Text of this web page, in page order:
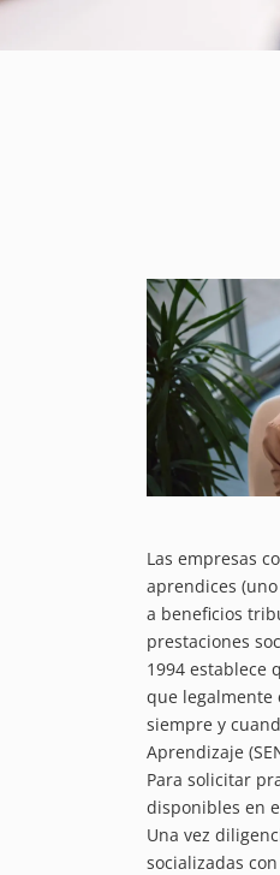
Las empresas
aprendices
a beneficios
prestaciones
1994 establece
que legalmente
siempre y
Aprendizaje
Para solicitar
disponibles en
Una vez
socializadas